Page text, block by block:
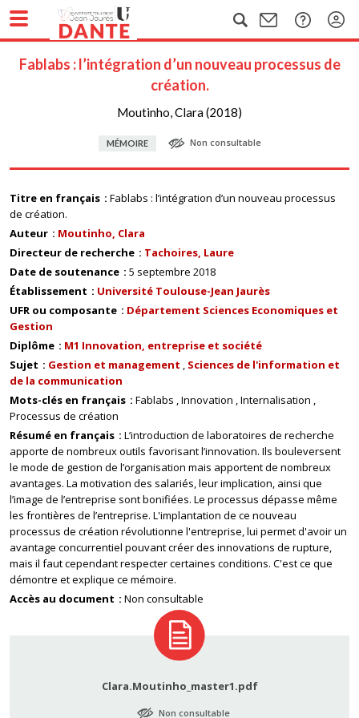
Fablabs : l’intégration d’un nouveau processus de
création.
Moutinho, Clara (2018)
MÉMOIRE Non consultable
Titre en français
Fablabs : l’intégration d’un nouveau processus
de création.
Auteur
Moutinho, Clara
Directeur de recherche
Tachoires, Laure
Date de soutenance
5 septembre 2018
Établissement
Université Toulouse-Jean Jaurès
UFR ou composante
Département Sciences Economiques et
Gestion
Diplôme
M1 Innovation, entreprise et société
Sujet
Gestion et management
Sciences de l'information et
de la communication
Mots-clés en français
Fablabs Innovation Internalisation
Processus de création
Résumé en français
L’introduction de laboratoires de recherche
apporte de nombreux outils favorisant l’innovation. Ils bouleversent
le mode de gestion de l’organisation mais apportent de nombreux
avantages. La motivation des salariés, leur implication, ainsi que
l’image de l’entreprise sont bonifiées. Le processus dépasse même
les frontières de l’entreprise. L'implantation de ce nouveau
processus de création révolutionne l'entreprise, lui permet d'avoir un
avantage concurrentiel pouvant créer des innovations de rupture,
mais il faut cependant respecter certaines conditions. C'est ce que
démontre et explique ce mémoire.
Accès au document
Non consultable
Clara.Moutinho_master1.pdf
Non consultable